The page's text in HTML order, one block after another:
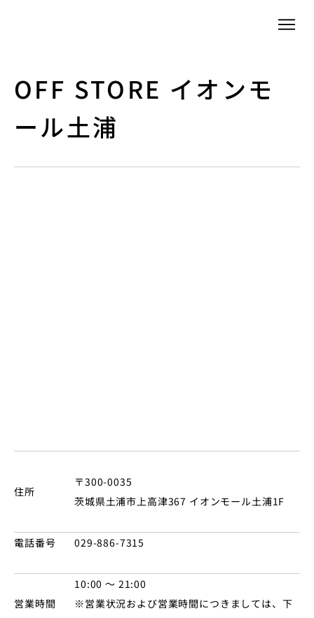
OFF STORE イオンモ
ール土浦
住所
〒300-0035
茨城県土浦市上高津367 イオンモール土浦1F
電話番号 029-886-7315
営業時間
10:00 ～ 21:00
※営業状況および営業時間につきましては、下